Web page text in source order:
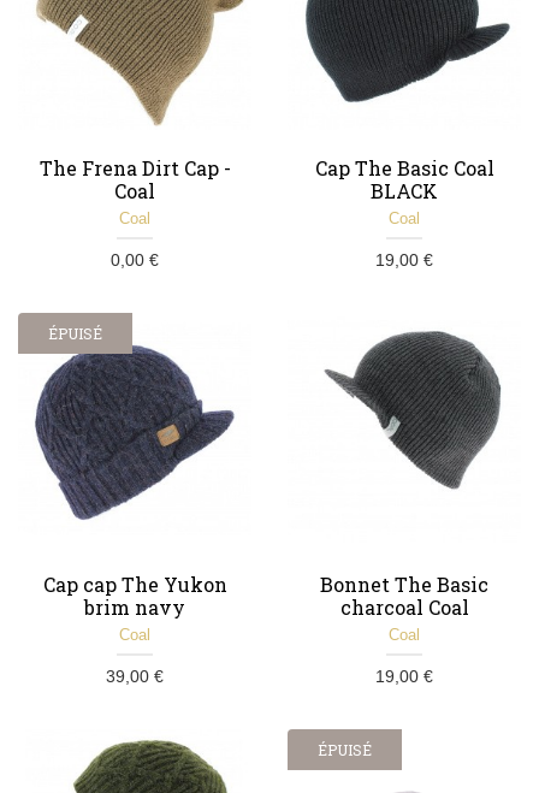
The Frena Dirt Cap -
Coal
Coal
0,00 €
Cap The Basic Coal
BLACK
Coal
19,00 €
ÉPUISÉ
Cap cap The Yukon
brim navy
Coal
39,00 €
Bonnet The Basic
charcoal Coal
Coal
19,00 €
ÉPUISÉ